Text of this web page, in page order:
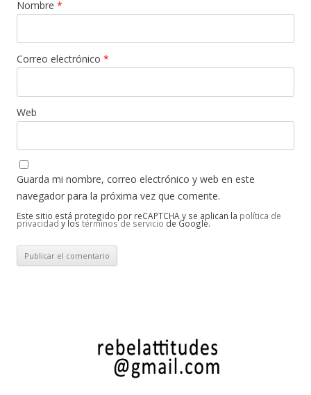
Nombre *
Correo electrónico *
Web
Guarda mi nombre, correo electrónico y web en este
navegador para la próxima vez que comente.
Este sitio está protegido por reCAPTCHA y se aplican la política de
privacidad y los términos de servicio de Google.